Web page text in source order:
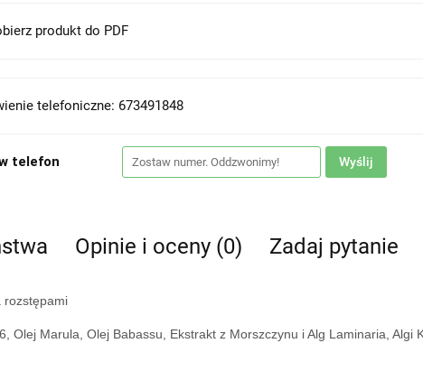
produkt do PDF
telefoniczne: 673491848
telefon Wyślij
Opinie i oceny (0) Zadaj pytanie
rozstępami
Olej Marula, Olej Babassu, Ekstrakt z Morszczynu i Alg Laminaria, Algi